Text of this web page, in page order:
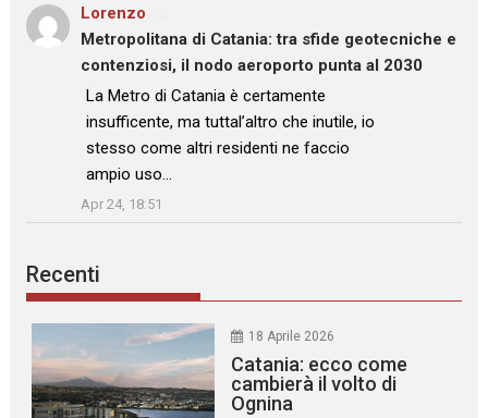
Lorenzo
Metropolitana di Catania: tra sfide geotecniche e
contenziosi, il nodo aeroporto punta al 2030
: “La Metro di Catania è certamente
insufficente, ma tuttal’altro che inutile, io
stesso come altri residenti ne faccio
ampio uso…
”
Apr 24, 18:51
Recenti
18 Aprile 2026
Catania: ecco come
cambierà il volto di
Ognina